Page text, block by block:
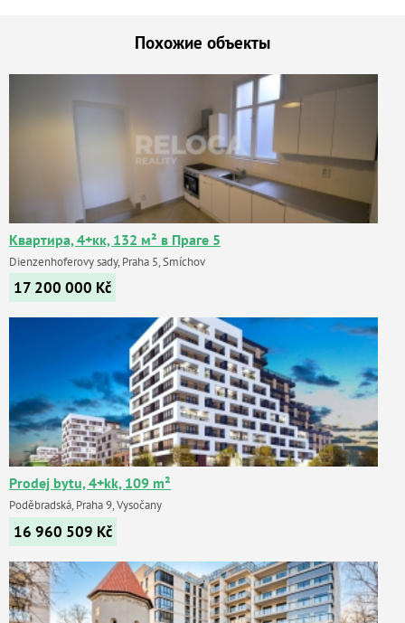
Похожие объекты
Квартира, 4+кк, 132 м² в Праге 5
Dienzenhoferovy sady, Praha 5, Smíchov
17 200 000 Kč
Prodej bytu, 4+kk, 109 m²
Poděbradská, Praha 9, Vysočany
16 960 509 Kč